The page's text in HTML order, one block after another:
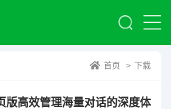
首页 > 下载
高效管理海量对话的深度体